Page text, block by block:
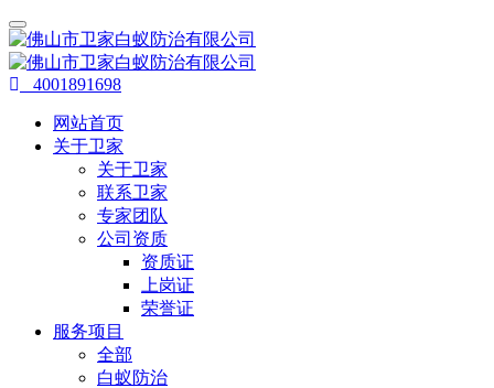
4001891698
网站首页
关于卫家
关于卫家
联系卫家
专家团队
公司资质
资质证
上岗证
荣誉证
服务项目
全部
白蚁防治